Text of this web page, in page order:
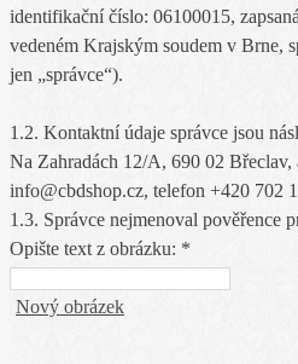
identifikační číslo: 06100015,
vedeném Krajským soudem v Brne,
jen „správce“).
1.2. Kontaktní údaje správce jsou
Na Zahradách 12/A, 690 02 Břeclav,
info@cbdshop.cz, telefon +420 702
1.3. Správce nejmenoval pověřence
Opište text z obrázku: *
Nový obrázek